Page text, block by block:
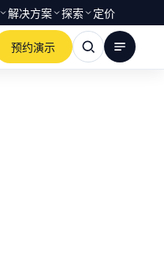
解决方案 探索 定价
预约演示